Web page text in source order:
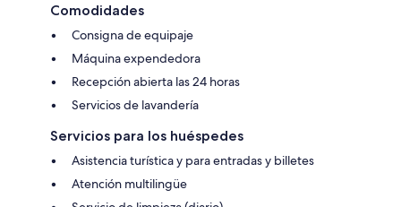
Comodidades
Consigna de equipaje
Máquina expendedora
Recepción abierta las 24 horas
Servicios de lavandería
Servicios para los huéspedes
Asistencia turística y para entradas y billetes
Atención multilingüe